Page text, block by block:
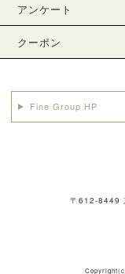
アンケート
クーポン
Fine Group HP
〒612-8449